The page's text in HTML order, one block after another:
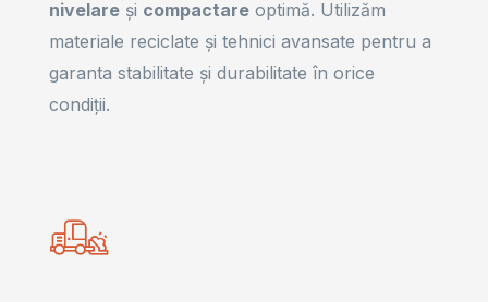
nivelare și compactare optimă. Utilizăm
materiale reciclate și tehnici avansate pentru a
garanta stabilitate și durabilitate în orice
condiții.